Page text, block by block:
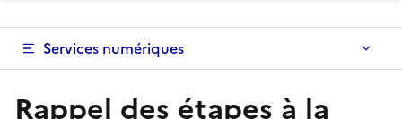
Services numériques
Rappel des étapes à la